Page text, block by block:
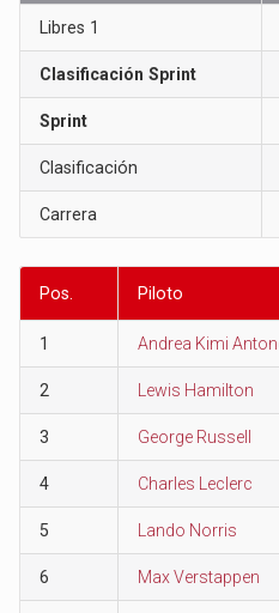
Libres 1
Clasificación Sprint
Sprint
Clasificación
Carrera
Pos. Piloto
1 Andrea Kimi
2 Lewis Hamilton
3 George Russell
4 Charles Leclerc
5 Lando Norris
6 Max Verstappen